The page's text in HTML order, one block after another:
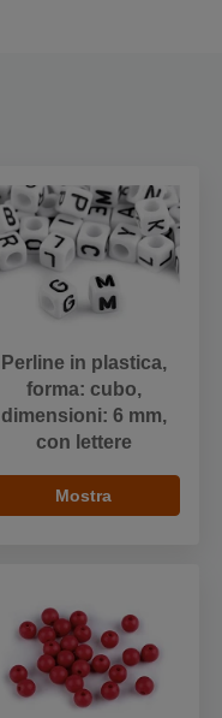
Perline in plastica,
forma: cubo,
dimensioni: 6 mm,
con lettere
Mostra